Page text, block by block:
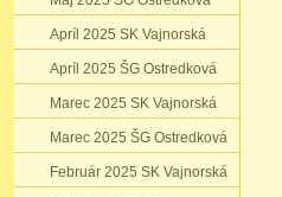
Apríl 2025 SK Vajnorská
Apríl 2025 ŠG Ostredková
Marec 2025 SK Vajnorská
Marec 2025 ŠG Ostredková
Február 2025 SK Vajnorská